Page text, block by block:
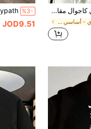
تي شيرت رجالي كاجوال مقاس كبير لون موحد بأكمام قصيرة، أسلوب أساسي، تفاصيل توصية المقاس في الصورة الرئيسية، يرجى التحقق من المقاس بعناية قبل الطلب لتجنب مشاكل الملاءمة!!!
في عادي - أساسي تيشيرتات رجالية بمقاسات كبيرة
%3-
JOD9.51